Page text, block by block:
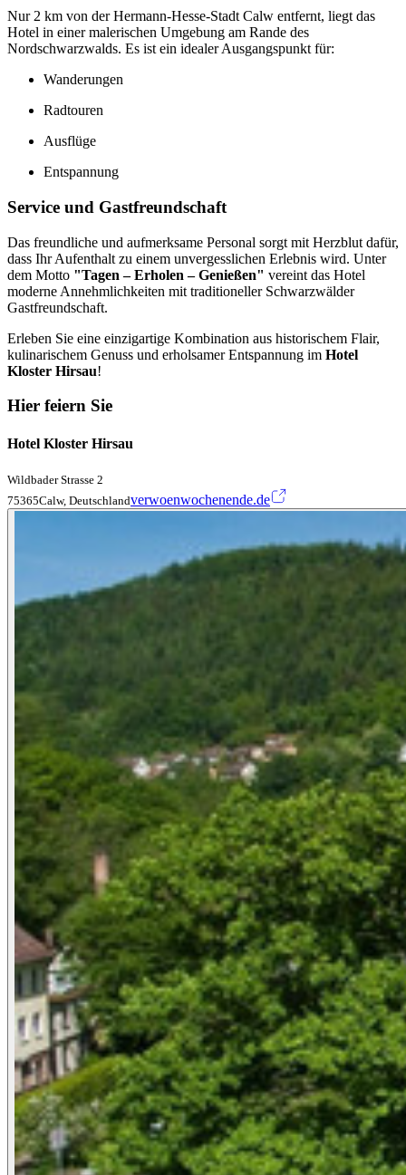
Nur 2 km von der Hermann-Hesse-Stadt Calw entfernt, liegt das
Hotel in einer malerischen Umgebung am Rande des
Nordschwarzwalds. Es ist ein idealer Ausgangspunkt für:
Wanderungen
Radtouren
Ausflüge
Entspannung
Service und Gastfreundschaft
Das freundliche und aufmerksame Personal sorgt mit Herzblut dafür,
dass Ihr Aufenthalt zu einem unvergesslichen Erlebnis wird. Unter
dem Motto "Tagen – Erholen – Genießen" vereint das Hotel
moderne Annehmlichkeiten mit traditioneller Schwarzwälder
Gastfreundschaft.
Erleben Sie eine einzigartige Kombination aus historischem Flair,
kulinarischem Genuss und erholsamer Entspannung im Hotel
Kloster Hirsau!
Hier feiern Sie
Hotel Kloster Hirsau
Wildbader Strasse 2
75365Calw, Deutschlandverwoenwochenende.de